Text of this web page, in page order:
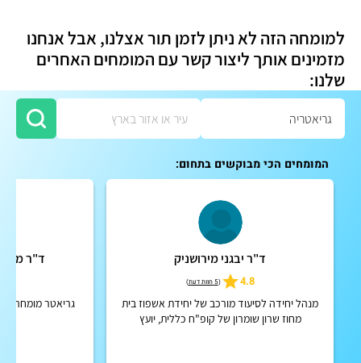
למומחה הזה לא ניתן לזמן תור אצלנו, אבל אנחנו
מזמינים אותך ליצור קשר עם המומחים האחרים
שלנו:
המומחים הכי מבוקשים בתחום:
ד"ר יבגני מירושניק
4.8
(5 חוות דעת )
מנהל יחידה לסיעוד מורכב של יחידת אשפוז בית
מחוז שרון שומרון של קופ"ח כללית, יועץ
ד"ר
גריאטר מומחה